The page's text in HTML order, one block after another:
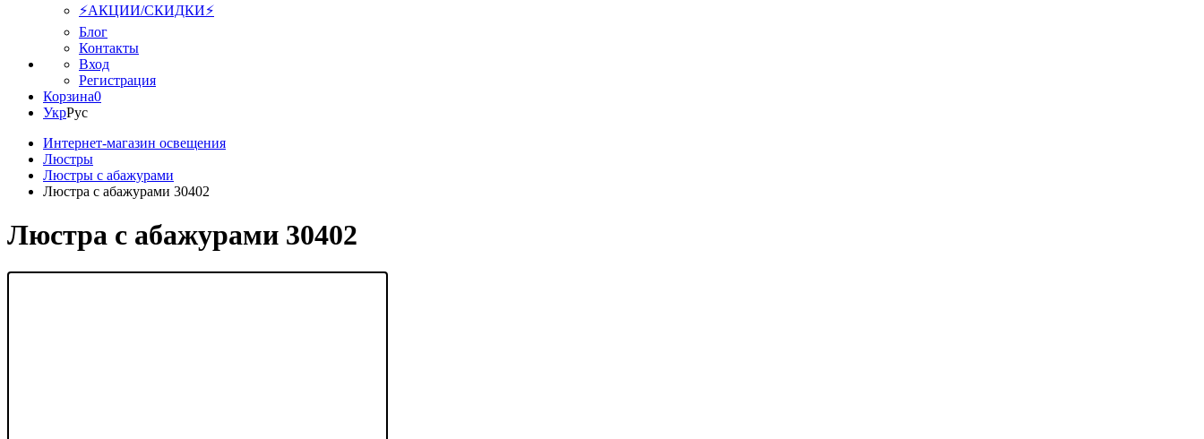
⚡АКЦИИ/СКИДКИ⚡
Блог
Контакты
Вход
Регистрация
Корзина0
УкрРус
Интернет-магазин освещения
Люстры
Люстры с абажурами
Люстра с абажурами 30402
Люстра с абажурами 30402